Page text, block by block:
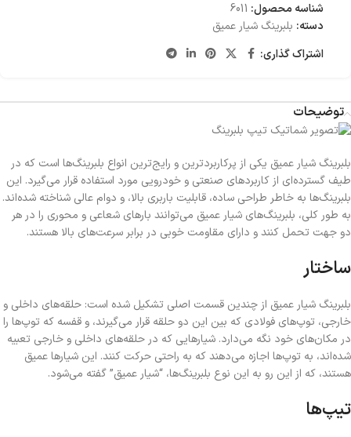
شناسه محصول: 6011
دسته: بلبرینگ شیار عمیق
اشتراک گذاری:
توضیحات
بلبرینگ شیار عمیق یکی از پرکاربردترین و رایج‌ترین انواع بلبرینگ‌ها است که در
طیف گسترده‌ای از کاربردهای صنعتی و خودرویی مورد استفاده قرار می‌گیرد. این
بلبرینگ‌ها به خاطر طراحی ساده، قابلیت باربری بالا، و دوام عالی شناخته شده‌اند.
به طور کلی، بلبرینگ‌های شیار عمیق می‌توانند بارهای شعاعی و محوری را در هر
دو جهت تحمل کنند و دارای مقاومت خوبی در برابر سرعت‌های بالا هستند.
ساختار
بلبرینگ شیار عمیق از چندین قسمت اصلی تشکیل شده است: حلقه‌های داخلی و
خارجی، توپ‌های فولادی که بین این دو حلقه قرار می‌گیرند، و قفسه که توپ‌ها را
در مکان‌های خود نگه می‌دارد. شیارهایی که در حلقه‌های داخلی و خارجی تعبیه
شده‌اند، به توپ‌ها اجازه می‌دهند که به راحتی حرکت کنند. این شیارها عمیق
هستند، که از این رو به این نوع بلبرینگ‌ها، “شیار عمیق” گفته می‌شود.
تیپ‌ها